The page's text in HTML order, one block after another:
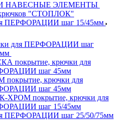
НАВЕСНЫЕ ЭЛЕМЕНТЫ
крючков "СТОПЛОК"
ПЕРФОРАЦИИ шаг 15/45мм
для ПЕРФОРАЦИИ шаг
покрытие, крючки для
шаг 45мм
покрытие, крючки для
шаг 45мм
ХРОМ покрытие, крючки для
шаг 15/45мм
ПЕРФОРАЦИИ шаг 25/50/75мм